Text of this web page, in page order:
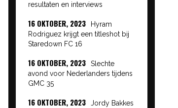
resultaten en interviews
16 OKTOBER, 2023
Hyram
Rodriguez krijgt een titleshot bij
Staredown FC 16
16 OKTOBER, 2023
Slechte
avond voor Nederlanders tijdens
GMC 35
16 OKTOBER, 2023
Jordy Bakkes